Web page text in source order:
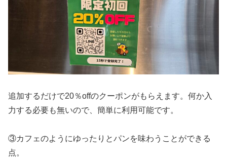
追加するだけで20％offのクーポンがもらえます。何か入
力する必要も無いので、簡単に利用可能です。
③カフェのようにゆったりとパンを味わうことができる
点。